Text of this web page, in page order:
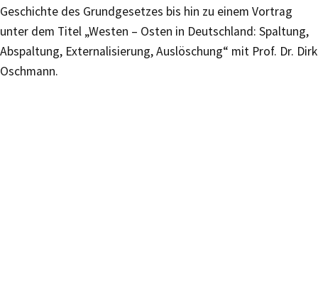
Geschichte des Grundgesetzes bis hin zu einem Vortrag
unter dem Titel „Westen – Osten in Deutschland: Spaltung,
Abspaltung, Externalisierung, Auslöschung“ mit Prof. Dr. Dirk
Oschmann.